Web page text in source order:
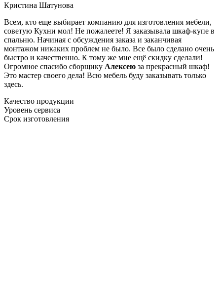
Кристина Шатунова
Всем, кто еще выбирает компанию для изготовления мебели,
советую Кухни мол! Не пожалеете! Я заказывала шкаф-купе в
спальню. Начиная с обсуждения заказа и заканчивая
монтажом никаких проблем не было. Все было сделано очень
быстро и качественно. К тому же мне ещё скидку сделали!
Огромное спасибо сборщику Алексею за прекрасный шкаф!
Это мастер своего дела! Всю мебель буду заказывать только
здесь.
Качество продукции
Уровень сервиса
Срок изготовления